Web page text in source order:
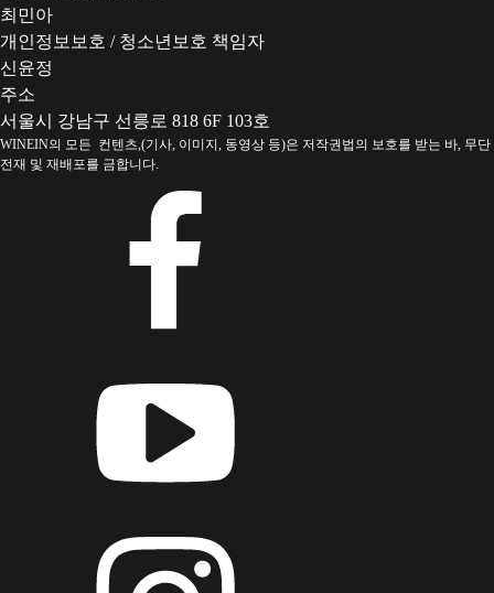
최민아
개인정보보호 / 청소년보호 책임자
신윤정
주소
서울시 강남구 선릉로 818 6F 103호
WINEIN의 모든 컨텐츠,(기사, 이미지, 동영상 등)은 저작권법의 보호를 받는 바, 무단
전재 및 재배포를 금합니다.